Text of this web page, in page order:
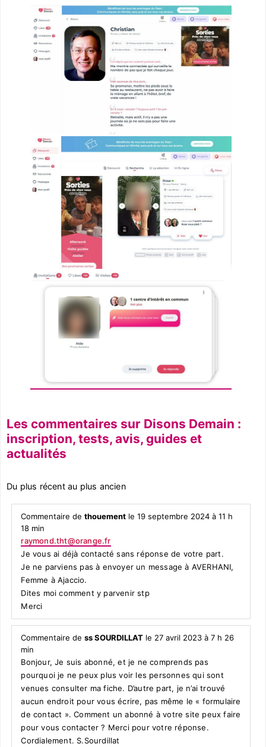
Les commentaires sur Disons Demain :
inscription, tests, avis, guides et
actualités
Du plus récent au plus ancien
Commentaire dethouement le 19 septembre 2024 à 11 h
18 min
raymond.tht@orange.fr
Je vous ai déjà contacté sans réponse de votre part.
Je ne parviens pas à envoyer un message à AVERHANI,
Femme à Ajaccio.
Dites moi comment y parvenir stp
Merci
Commentaire dess SOURDILLAT le 27 avril 2023 à 7 h 26
min
Bonjour, Je suis abonné, et je ne comprends pas
pourquoi je ne peux plus voir les personnes qui sont
venues consulter ma fiche. D’autre part, je n’ai trouvé
aucun endroit pour vous écrire, pas même le « formulaire
de contact ». Comment un abonné à votre site peux faire
pour vous contacter ? Merci pour votre réponse.
Cordialement. S.Sourdillat